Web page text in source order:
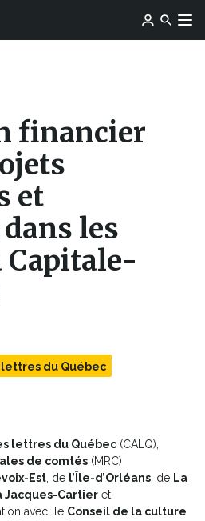
fenêtre
financier
et
les
Capitale-
du Québec
lettres du Québec (CALQ),
de comtés (MRC)
Est , de l’Île-d’Orléans , de La
Jacques-Cartier et
avec le Conseil de la culture